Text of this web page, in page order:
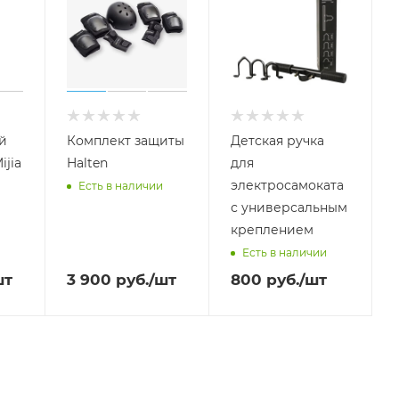
Комплект защиты
Halten
Есть в наличии
3 900 руб./шт
Детская ручка
для
электросамоката
с универсальным
креплением
Есть в наличии
800 руб./шт